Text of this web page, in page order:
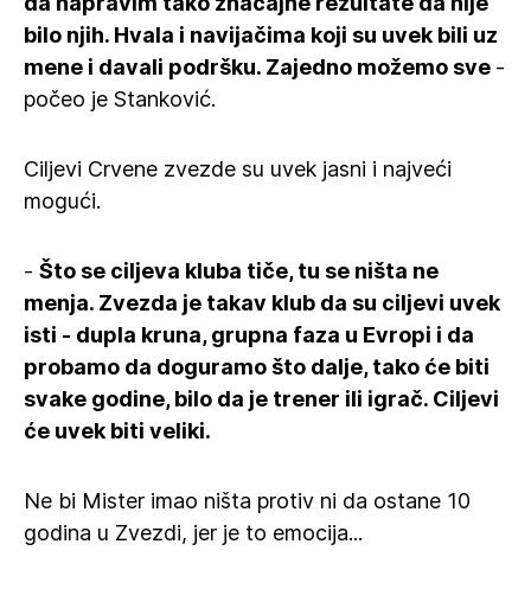
bilo njih. Hvala i navijačima koji su uvek bili uz
mene i davali podršku. Zajedno možemo sve -
počeo je Stanković.
Ciljevi Crvene zvezde su uvek jasni i najveći
mogući.
- Što se ciljeva kluba tiče, tu se ništa ne
menja. Zvezda je takav klub da su ciljevi uvek
isti - dupla kruna, grupna faza u Evropi i da
probamo da doguramo što dalje, tako će biti
svake godine, bilo da je trener ili igrač. Ciljevi
će uvek biti veliki.
Ne bi Mister imao ništa protiv ni da ostane 10
godina u Zvezdi, jer je to emocija...